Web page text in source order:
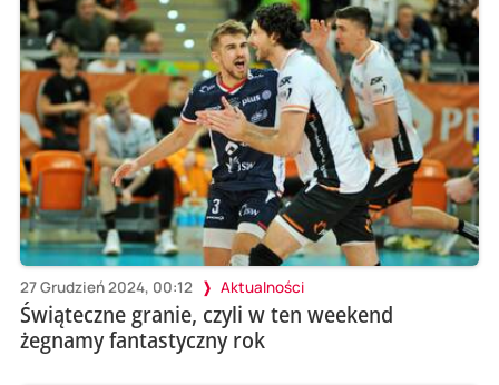
27 Grudzień 2024, 00:12 Aktualności
Świąteczne granie, czyli w ten weekend
żegnamy fantastyczny rok